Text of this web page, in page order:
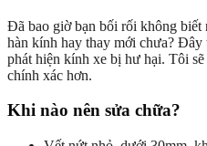
Đã bao giờ bạn bối rối không biết
hàn kính hay thay mới chưa?
phát hiện kính xe bị hư hại. Tôi
chính xác hơn.
Khi nào nên sửa chữa?